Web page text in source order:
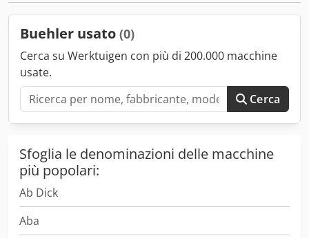
Buehler usato (0)
Cerca su Werktuigen con più di 200.000 macchine
usate.
Cerca
Sfoglia le denominazioni delle macchine
più popolari:
Ab Dick
Aba